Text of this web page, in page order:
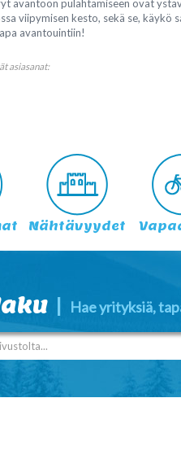
avantoon pulahtamiseen ovat
viipymisen kesto, sekä se,
avantouintiin!
asiasanat:
Nähtävyydet
| Hae yrityksiä,